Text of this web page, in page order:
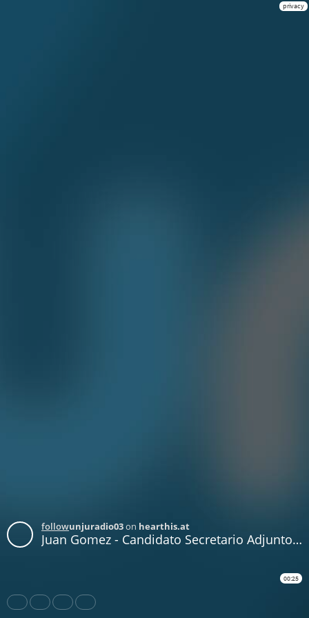
privacy
followunjuradio03on hearthis.at
Juan Gomez - Candidato Secretario Adjunto - Elecciones Centro de Empleado de Comercio
00:25
Share Like